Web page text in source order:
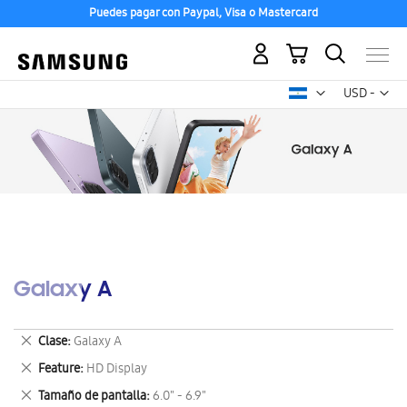
Puedes pagar con Paypal, Visa o Mastercard
USD -
dólar
Mi carrito
Galaxy A
Clase Galaxy A
Eliminar
este
artículo
Feature HD Display
Eliminar
este
Tamaño de pantalla 6.0" - 6.9"
Eliminar